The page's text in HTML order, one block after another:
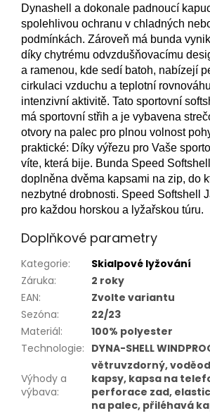
Dynashell a dokonale padnoucí
spolehlivou ochranu v chladných
podmínkách. Zároveň má bunda
díky chytrému odvzdušňovacímu
a ramenou, kde sedí batoh, nabízejí
cirkulaci vzduchu a teplotní
intenzivní aktivitě. Tato sportovní
má sportovní střih a je vybavena
otvory na palec pro plnou volnost
praktické: Díky výřezu pro Vaše
víte, která bije. Bunda Speed
doplněna dvěma kapsami na zip, do
nezbytné drobnosti. Speed Softshell
pro každou horskou a lyžařskou túru.
Doplňkové parametry
Kategorie:
Skialpové lyžování
Záruka:
2 roky
EAN:
Zvolte variantu
Sezóna:
22/23
Materiál:
100% polyester
Technologie: DYNA-SHELL
Výhody a
výbava:
větruvzdorný,
kapsy, kapsa na
perforace zad,
na palec, přiléhavá